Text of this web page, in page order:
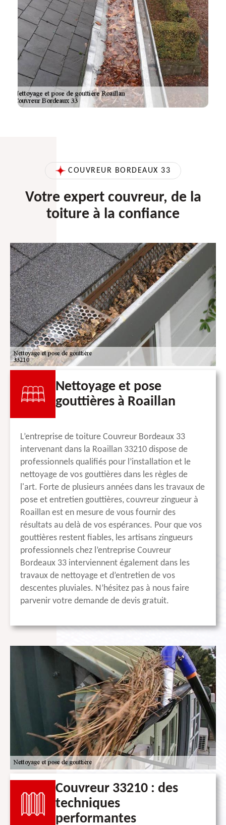
COUVREUR BORDEAUX 33
Votre expert couvreur, de la
toiture à la confiance
Nettoyage et pose
gouttières à Roaillan
L’entreprise de toiture Couvreur Bordeaux 33
intervenant dans la Roaillan 33210 dispose de
professionnels qualifiés pour l’installation et le
nettoyage de vos gouttières dans les règles de
l'art. Forte de plusieurs années dans les travaux de
pose et entretien gouttières, couvreur zingueur à
Roaillan est en mesure de vous fournir des
résultats au delà de vos espérances. Pour que vos
gouttières restent fiables, les artisans zingueurs
professionnels chez l’entreprise Couvreur
Bordeaux 33 interviennent également dans les
travaux de nettoyage et d’entretien de vos
descentes pluviales. N’hésitez pas à nous faire
parvenir votre demande de devis gratuit.
Couvreur 33210 : des
techniques
performantes